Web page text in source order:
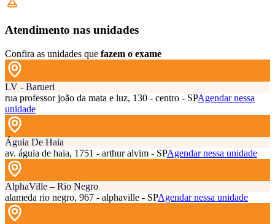
Atendimento nas unidades
Confira as unidades que fazem o exame
LV - Barueri
rua professor joão da mata e luz, 130 - centro - SPAgendar nessa
unidade
Águia De Haia
av. águia de haia, 1751 - arthur alvim - SPAgendar nessa unidade
AlphaVille – Rio Negro
alameda rio negro, 967 - alphaville - SPAgendar nessa unidade